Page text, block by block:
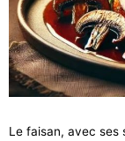
Le faisan, avec ses